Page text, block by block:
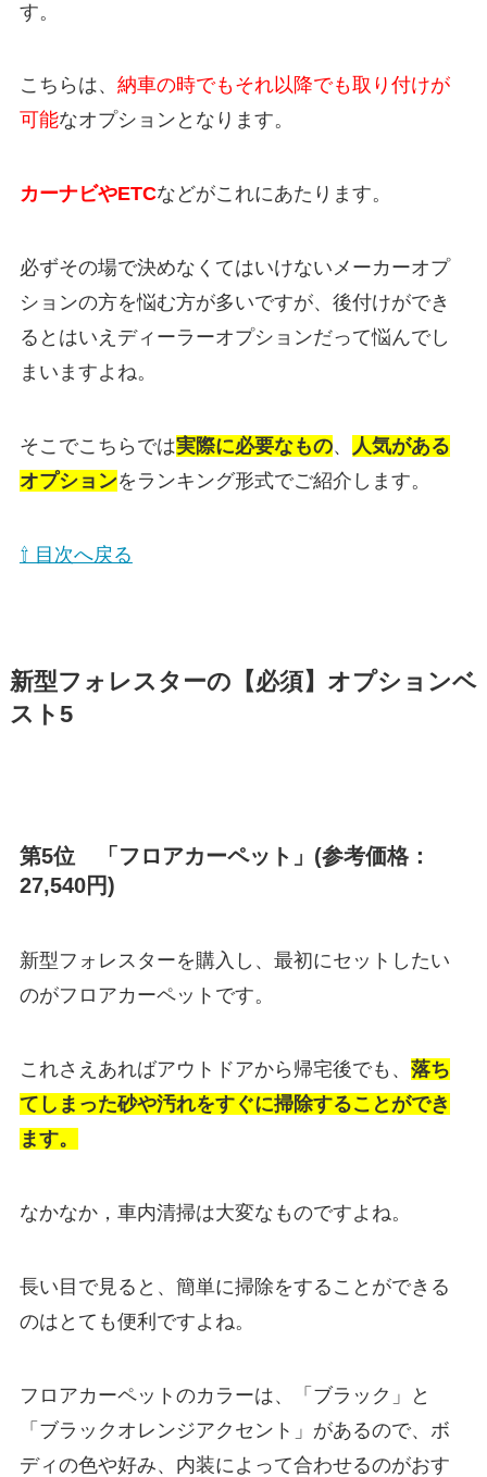
す。
こちらは、 納車の時でもそれ以降でも取り付けが
可能なオプションとなります。
カーナビやETCなどがこれにあたります。
必ずその場で決めなくてはいけないメーカーオプ
ションの方を悩む方が多いですが、後付けができ
るとはいえディーラーオプションだって悩んでし
まいますよね。
そこでこちらでは実際に必要なもの、
人気がある
オプションをランキング形式でご紹介します。
⇧ 目次へ戻る
新型フォレスターの【必須】オプションベ
スト5
第5位 「フロアカーペット」(参考価格：
27,540円)
新型フォレスターを購入し、最初にセットしたい
のがフロアカーペットです。
これさえあればアウトドアから帰宅後でも、 落ち
てしまった砂や汚れをすぐに掃除することができ
ます。
なかなか，車内清掃は大変なものですよね。
長い目で見ると、簡単に掃除をすることができる
のはとても便利ですよね。
フロアカーペットのカラーは、「ブラック」と
「ブラックオレンジアクセント」があるので、ボ
ディの色や好み、内装によって合わせるのがおす